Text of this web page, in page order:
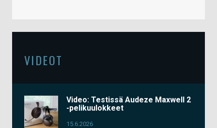
VIDEOT
Video: Testissä Audeze Maxwell 2
-pelikuulokkeet
15.6.2026